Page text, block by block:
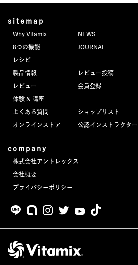
sitemap
Why Vitamix
8つの機能
レシピ
製品情報
レビュー
体験 & 講座
よくある質問
オンラインストア
NEWS
JOURNAL
レビュー投稿
会員登録
ショップリスト
公認インストラクター
company
株式会社アントレックス
会社概要
プライバシーポリシー